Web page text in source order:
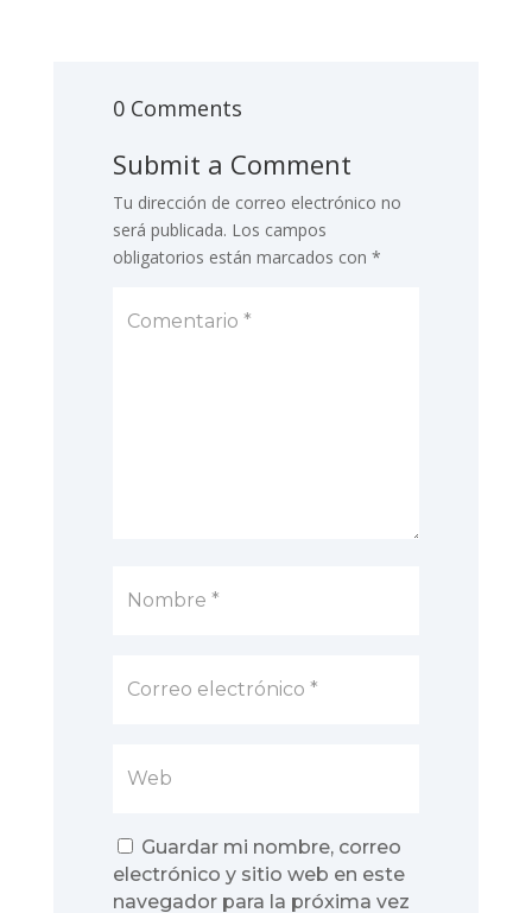
0 Comments
Submit a Comment
Tu dirección de correo electrónico no
será publicada. Los campos
obligatorios están marcados con *
Guardar mi nombre, correo
electrónico y sitio web en este
navegador para la próxima vez